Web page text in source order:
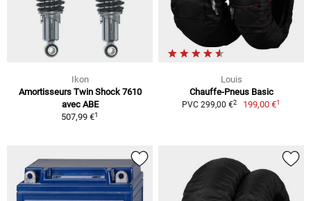
Ikon
Amortisseurs Twin Shock 7610
avec ABE
507,99 €1
Louis
Chauffe-Pneus Basic
PVC 299,00 €2 199,00 €1